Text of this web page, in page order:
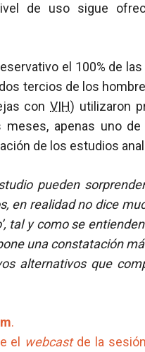
de uso sigue
el 100% de
tercios de los
conVIH) utilizaron
apenas uno
de los estudios
pueden
en realidad no dice
tal y como se
una constatación
alternativos que
.
el webcast de la